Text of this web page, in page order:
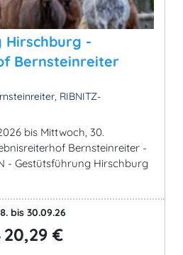
Hirschburg -
Bernsteinreiter
RIBNITZ-
bis Mittwoch, 30.
Bernsteinreiter -
- Gestütsführung Hirschburg
bis 30.09.26
20,29 €